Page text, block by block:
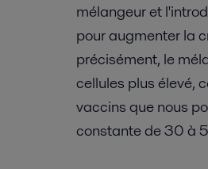
mélangeur et
pour augmenter la
précisément, le
cellules plus élevé,
vaccins que nous
constante de 30 à